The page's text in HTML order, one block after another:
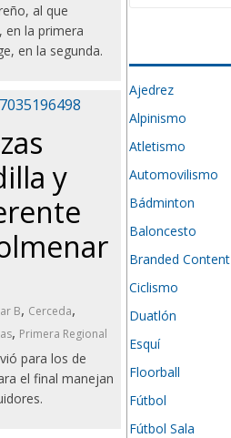
al que
en la primera
en la segunda.
y
B, Cerceda,
, Primera Regional
para los de
el final manejan
Ajedrez
Alpinismo
Atletismo
Automovilismo
Bádminton
Baloncesto
Branded Content
Ciclismo
Duatlón
Esquí
Floorball
Fútbol
Fútbol Sala